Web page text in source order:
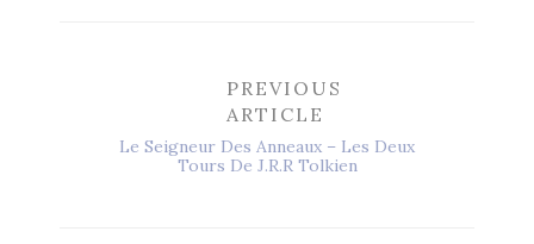
PREVIOUS
ARTICLE
Le Seigneur Des Anneaux – Les Deux
Tours De J.R.R Tolkien